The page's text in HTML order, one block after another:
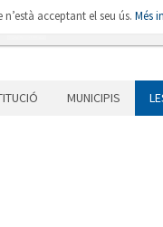
LA INSTITUCIÓ
MUNICIPIS
acceptant el seu ús. Més